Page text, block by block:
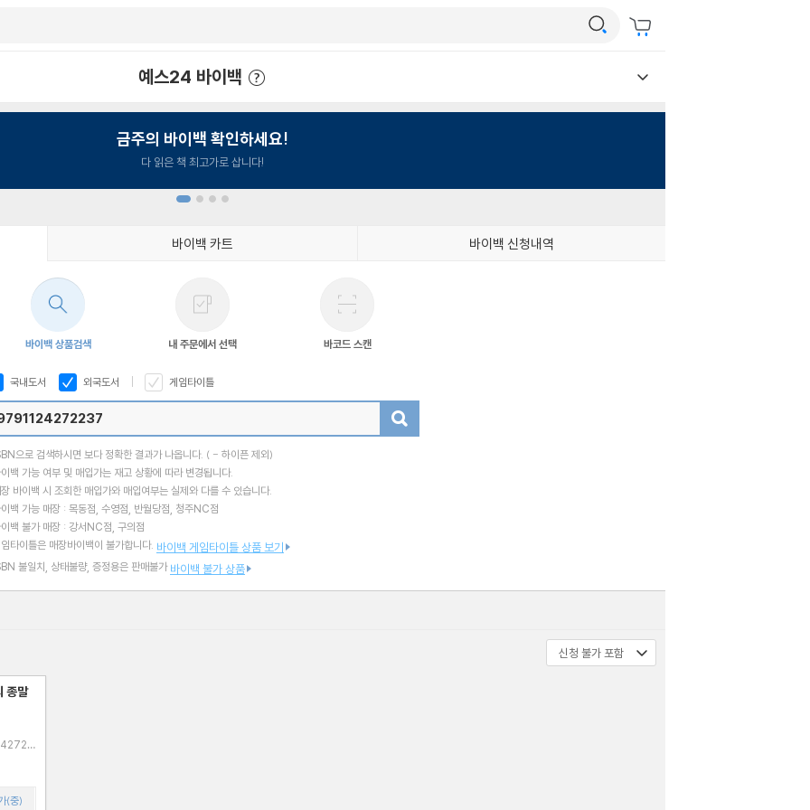
예스24 바이백
금주의 바이백 확인하세요!
다 읽은 책 최고가로 삽니다!
바이백 카트 바이백 신청내역
바이백 상품검색 내 주문에서 선택 바코드 스캔
국내도서 외국도서 게임타이틀
으로 검색하시면 보다 정확한 결과가 나옵니다. ( - 하이픈 제외)
백 가능 여부 및 매입가는 재고 상황에 따라 변경됩니다.
바이백 시 조회한 매입가와 매입여부는 실제와 다를 수 있습니다.
백 가능 매장 : 목동점, 수영점, 반월당점, 청주NC점
백 불가 매장 : 강서NC점, 구의점
타이틀은 매장바이백이 불가합니다. 바이백 게임타이틀 상품 보기
불일치, 상태불량, 증정용은 판매불가 바이백 불가 상품
종말
(중)